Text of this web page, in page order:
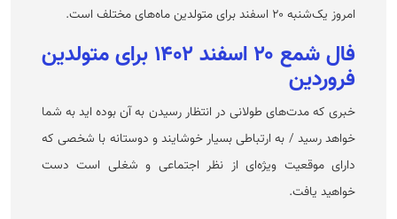
امروز یک‌شنبه ۲۰ اسفند برای متولدین ماه‌های مختلف است.
فال شمع ۲۰ اسفند ۱۴۰۲ برای متولدین
فروردین
خبری که مدت‌های طولانی در انتظار رسیدن به آن بوده اید به شما
خواهد رسید / به ارتباطی بسیار خوشایند و دوستانه با شخصی که
دارای موقعیت ویژه‌ای از نظر اجتماعی و شغلی است دست
خواهید یافت.